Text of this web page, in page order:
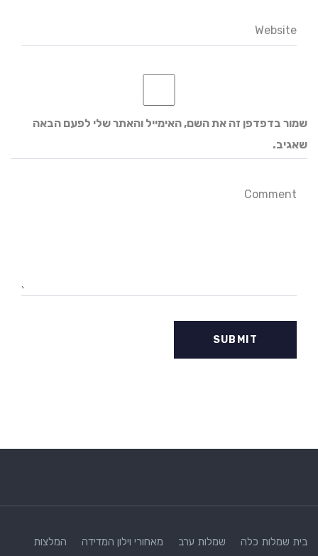
Website
שמור בדפדפן זה את השם, האימייל והאתר שלי לפעם הבאה
שאגיב.
Comment
בית שמלות כלה שמלות ערב מאחורי וילון המדידה המלצות